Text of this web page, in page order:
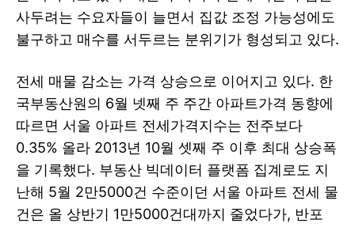
사두려는 수요자들이 늘면서 집값 조정 가능성에도
불구하고 매수를 서두르는 분위기가 형성되고 있다.
전세 매물 감소는 가격 상승으로 이어지고 있다. 한
국부동산원의 6월 넷째 주 주간 아파트가격 동향에
따르면 서울 아파트 전세가격지수는 전주보다
0.35% 올라 2013년 10월 셋째 주 이후 최대 상승폭
을 기록했다. 부동산 빅데이터 플랫폼 집계로도 지
난해 5월 2만5000건 수준이던 서울 아파트 전세 물
건은 올 상반기 1만5000건대까지 줄었다가, 반포